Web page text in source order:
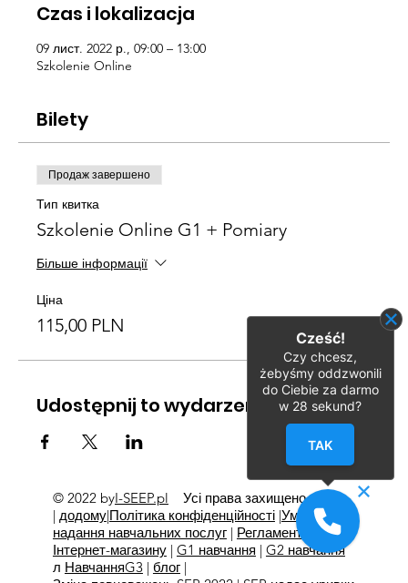
Czas i lokalizacja
09 лист. 2022 р., 09:00 – 13:00
Szkolenie Online
Bilety
Продаж завершено
Тип квитка
Szkolenie Online G1 + Pomiary
Більше інформації
Ціна
115,00 PLN
Udostępnij to wydarzenie
© 2022 byI-SEEP.pl
Усі права захищено
| додому|Політика конфіденційності|Умови
надання навчальних послуг| Регламент
Інтернет-магазину | G1 навчання | G2 навчання
л НавчанняG3 | блог|
Cześć!
Czy chcesz,
żebyśmy oddzwonili
do Ciebie za darmo
w 28 sekund?
TAK